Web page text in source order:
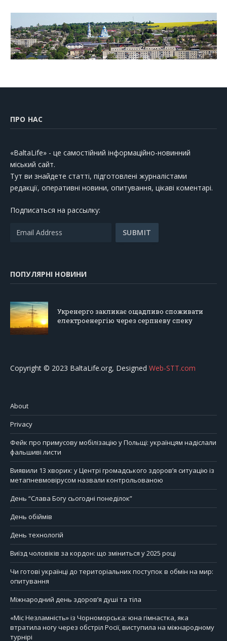
ПРО НАС
«BaltaLife» - це самостійний інформаційно-новинний
міський сайт.
Тут ви знайдете статті, підготовлені журналістами
редакції, оперативні новини, опитування, цікаві коментарі.
Подписаться на рассылку:
ПОПУЛЯРНІ НОВИНИ
Укренерго закликає ощадливо споживати
електроенергію через серпневу спеку
Copyright © 2023 BaltaLife.org, Designed Web-STT.com
About
Privacy
Фейк про примусову мобілізацію у Польщі: українцям надіслали
фальшиві листи
Виявили 13 хворих: у Центрі громадського здоров’я ситуацію із
метапневмовірусом назвали контрольованою
День “Слава Богу сьогодні понеділок”
День обіймів
День технологій
Виїзд чоловіків за кордон: що зміниться у 2025 році
Чи готові українці до територіальних поступок в обмін на мир:
опитування
Міжнародний день здоров’я душі та тіла
«Міс Незламність» із Чорноморська: юна гімнастка, яка
втратила ногу через обстріл Росії, виступила на міжнародному
турнірі